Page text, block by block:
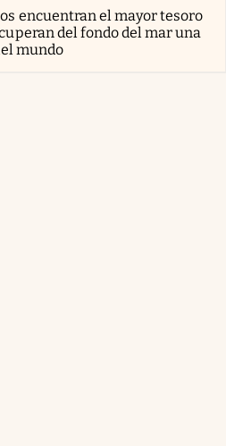
encuentran el mayor tesoro
del fondo del mar una
mundo